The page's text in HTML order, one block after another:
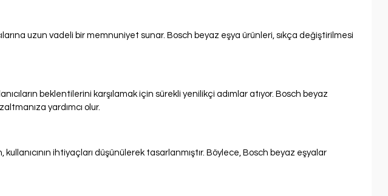
uzun vadeli bir memnuniyet sunar. Bosch beyaz eşya ürünleri, sıkça değiştirilmesi
beklentilerini karşılamak için sürekli yenilikçi adımlar atıyor. Bosch beyaz
yardımcı olur.
ihtiyaçları düşünülerek tasarlanmıştır. Böylece, Bosch beyaz eşyalar